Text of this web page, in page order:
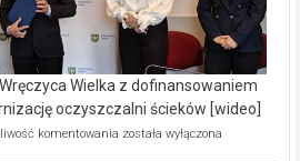
Wielka z dofinansowaniem
oczyszczalni ścieków [wideo]
komentowania Ekologiczne
została wyłączona